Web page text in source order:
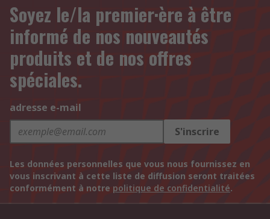
Soyez le/la premier·ère à être
informé de nos nouveautés
produits et de nos offres
spéciales.
adresse e-mail
S'inscrire
Les données personnelles que vous nous fournissez en
vous inscrivant à cette liste de diffusion seront traitées
conformément à notre politique de confidentialité.